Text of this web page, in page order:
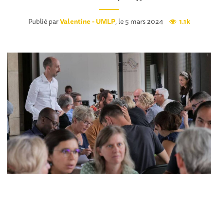
Publié parValentine - UMLP, le 5 mars 2024 1.1k